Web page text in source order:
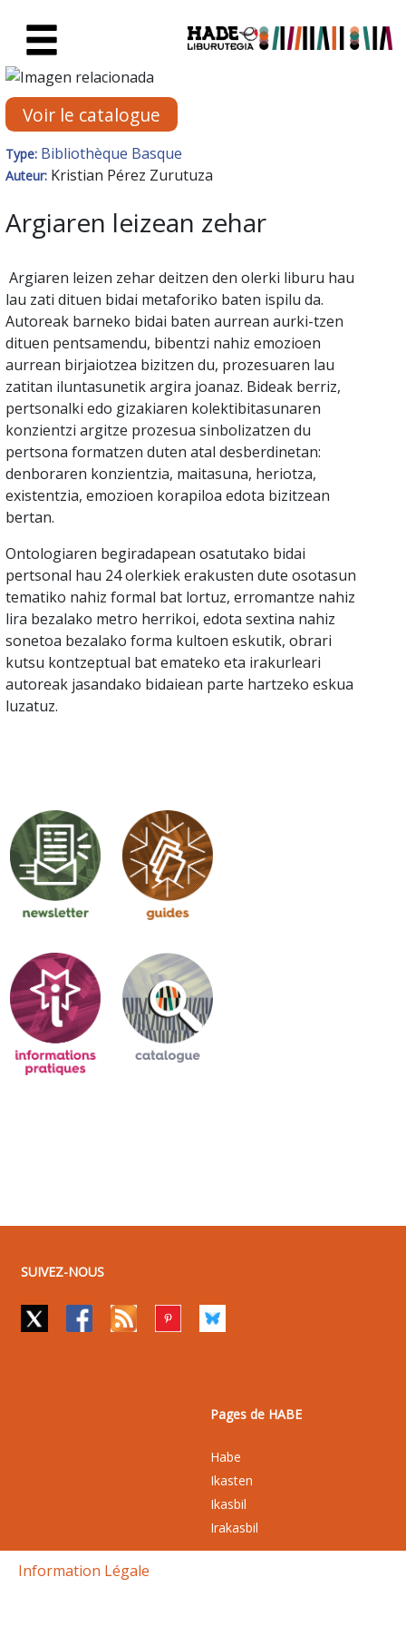
Fiche de Nouveaux Livres -
Voir le catalogue
Type: Bibliothèque Basque
Auteur: Kristian Pérez Zurutuza
Argiaren leizean zehar
Argiaren leizen zehar deitzen den olerki liburu hau
lau zati dituen bidai metaforiko baten ispilu da.
Autoreak barneko bidai baten aurrean aurki-tzen
dituen pentsamendu, bibentzi nahiz emozioen
aurrean birjaiotzea bizitzen du, prozesuaren lau
zatitan iluntasunetik argira joanaz. Bideak berriz,
pertsonalki edo gizakiaren kolektibitasunaren
konzientzi argitze prozesua sinbolizatzen du
pertsona formatzen duten atal desberdinetan:
denboraren konzientzia, maitasuna, heriotza,
existentzia, emozioen korapiloa edota bizitzean
bertan.
Ontologiaren begiradapean osatutako bidai
pertsonal hau 24 olerkiek erakusten dute osotasun
tematiko nahiz formal bat lortuz, erromantze nahiz
lira bezalako metro herrikoi, edota sextina nahiz
sonetoa bezalako forma kultoen eskutik, obrari
kutsu kontzeptual bat emateko eta irakurleari
autoreak jasandako bidaiean parte hartzeko eskua
luzatuz.
SUIVEZ-NOUS
Pages de HABE
Habe
Ikasten
Ikasbil
Irakasbil
Information Légale